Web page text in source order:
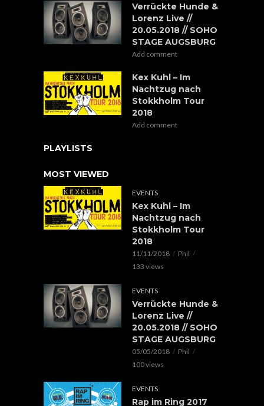
Verrückte Hunde &
Lorenz Live //
20.05.2018 // SOHO
STAGE AUGSBURG
Add comment
Kex Kuhl – Im
Nachtzug nach
Stokkholm Tour
2018
Add comment
PLAYLISTS
MOST VIEWED
EVENTS
Kex Kuhl – Im
Nachtzug nach
Stokkholm Tour
2018
11/11/2018
Phil
133 views
EVENTS
Verrückte Hunde &
Lorenz Live //
20.05.2018 // SOHO
STAGE AUGSBURG
05/05/2018
Phil
100 views
EVENTS
Rap im Ring 2017